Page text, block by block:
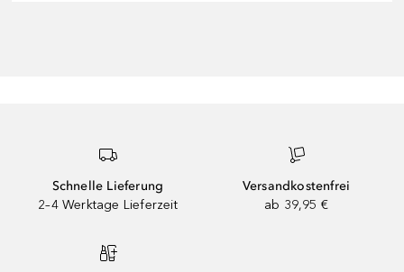
Schnelle Lieferung
2–4 Werktage Lieferzeit
Versandkostenfrei
ab 39,95 €